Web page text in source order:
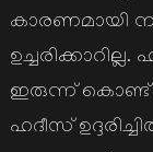
കാരണമായി
ഇരുന്ന്
ഹദീസ്